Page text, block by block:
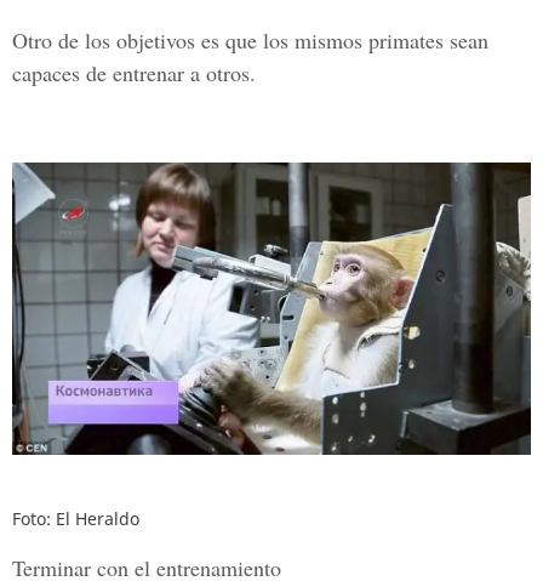
Otro de los objetivos es que los mismos primates sean
capaces de entrenar a otros.
Foto: El Heraldo
Terminar con el entrenamiento